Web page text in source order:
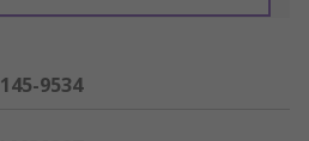
145-9534